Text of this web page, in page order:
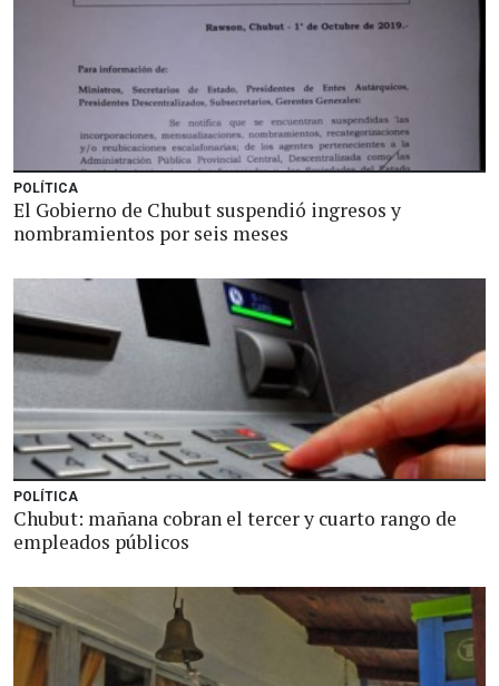
POLÍTICA
El Gobierno de Chubut suspendió ingresos y
nombramientos por seis meses
POLÍTICA
Chubut: mañana cobran el tercer y cuarto rango de
empleados públicos